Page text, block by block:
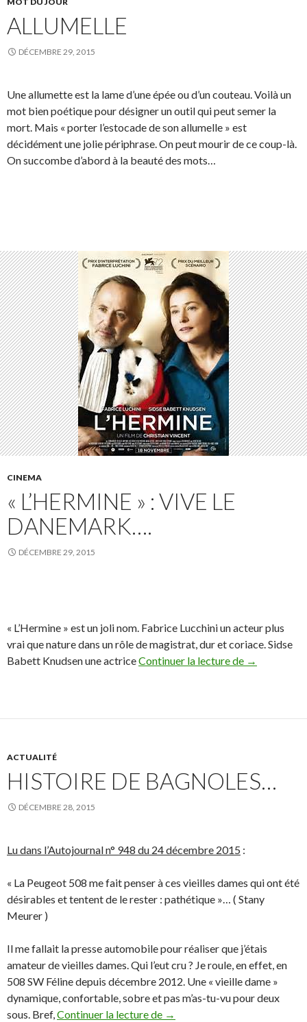
ALLUMELLE
DÉCEMBRE 29, 2015
Une allumette est la lame d’une épée ou d’un couteau. Voilà un
mot bien poétique pour désigner un outil qui peut semer la
mort. Mais « porter l’estocade de son allumelle » est
décidément une jolie périphrase. On peut mourir de ce coup-là.
On succombe d’abord à la beauté des mots…
CINEMA
« L’HERMINE » : VIVE LE
DANEMARK….
DÉCEMBRE 29, 2015
« L’Hermine » est un joli nom. Fabrice Lucchini un acteur plus
vrai que nature dans un rôle de magistrat, dur et coriace. Sidse
Babett Knudsen une actriceContinuer la lecture de «
→
ACTUALITÉ
HISTOIRE DE BAGNOLES…
DÉCEMBRE 28, 2015
Lu dans l’Autojournal n° 948 du 24 décembre 2015 :
« La Peugeot 508 me fait penser à ces vieilles dames qui ont été
désirables et tentent de le rester : pathétique »… ( Stany
Meurer )
Il me fallait la presse automobile pour réaliser que j’étais
amateur de vieilles dames. Qui l’eut cru ? Je roule, en effet, en
508 SW Féline depuis décembre 2012. Une « vieille dame »
dynamique, confortable, sobre et pas m’as-tu-vu pour deux
sous. Bref,Continuer la lecture de Histoire de bagnoles…
→